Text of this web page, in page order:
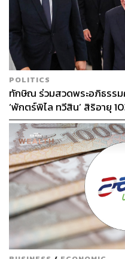
POLITICS
ทักษิณ ร่วมสวดพระอภิธรรม
‘พักตร์พิไล ทวีสิน’ สิริอายุ
หลากวงการร่วมอาลัย